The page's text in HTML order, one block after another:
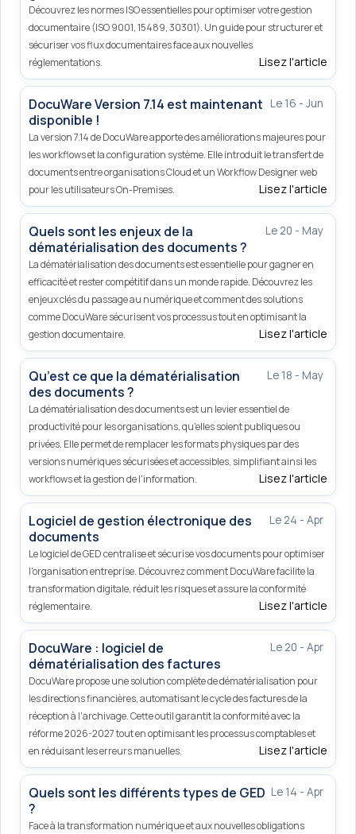
Découvrez les normes ISO essentielles pour optimiser votre gestion
documentaire (ISO 9001, 15489, 30301). Un guide pour structurer et
sécuriser vos flux documentaires face aux nouvelles
réglementations.
Lisez l'article
Le 16 - Jun
DocuWare Version 7.14 est maintenant
disponible !
La version 7.14 de DocuWare apporte des améliorations majeures pour
les workflows et la configuration système. Elle introduit le transfert de
documents entre organisations Cloud et un Workflow Designer web
pour les utilisateurs On-Premises.
Lisez l'article
Le 20 - May
Quels sont les enjeux de la
dématérialisation des documents ?
La dématérialisation des documents est essentielle pour gagner en
efficacité et rester compétitif dans un monde rapide. Découvrez les
enjeux clés du passage au numérique et comment des solutions
comme DocuWare sécurisent vos processus tout en optimisant la
gestion documentaire.
Lisez l'article
Le 18 - May
Qu’est ce que la dématérialisation
des documents ?
La dématérialisation des documents est un levier essentiel de
productivité pour les organisations, qu'elles soient publiques ou
privées. Elle permet de remplacer les formats physiques par des
versions numériques sécurisées et accessibles, simplifiant ainsi les
workflows et la gestion de l'information.
Lisez l'article
Le 24 - Apr
Logiciel de gestion électronique des
documents
Le logiciel de GED centralise et sécurise vos documents pour optimiser
l'organisation entreprise. Découvrez comment DocuWare facilite la
transformation digitale, réduit les risques et assure la conformité
réglementaire.
Lisez l'article
Le 20 - Apr
DocuWare : logiciel de
dématérialisation des factures
DocuWare propose une solution complète de dématérialisation pour
les directions financières, automatisant le cycle des factures de la
réception à l'archivage. Cette outil garantit la conformité avec la
réforme 2026-2027 tout en optimisant les processus comptables et
en réduisant les erreurs manuelles.
Lisez l'article
Le 14 - Apr
Quels sont les différents types de GED
?
Face à la transformation numérique et aux nouvelles obligations